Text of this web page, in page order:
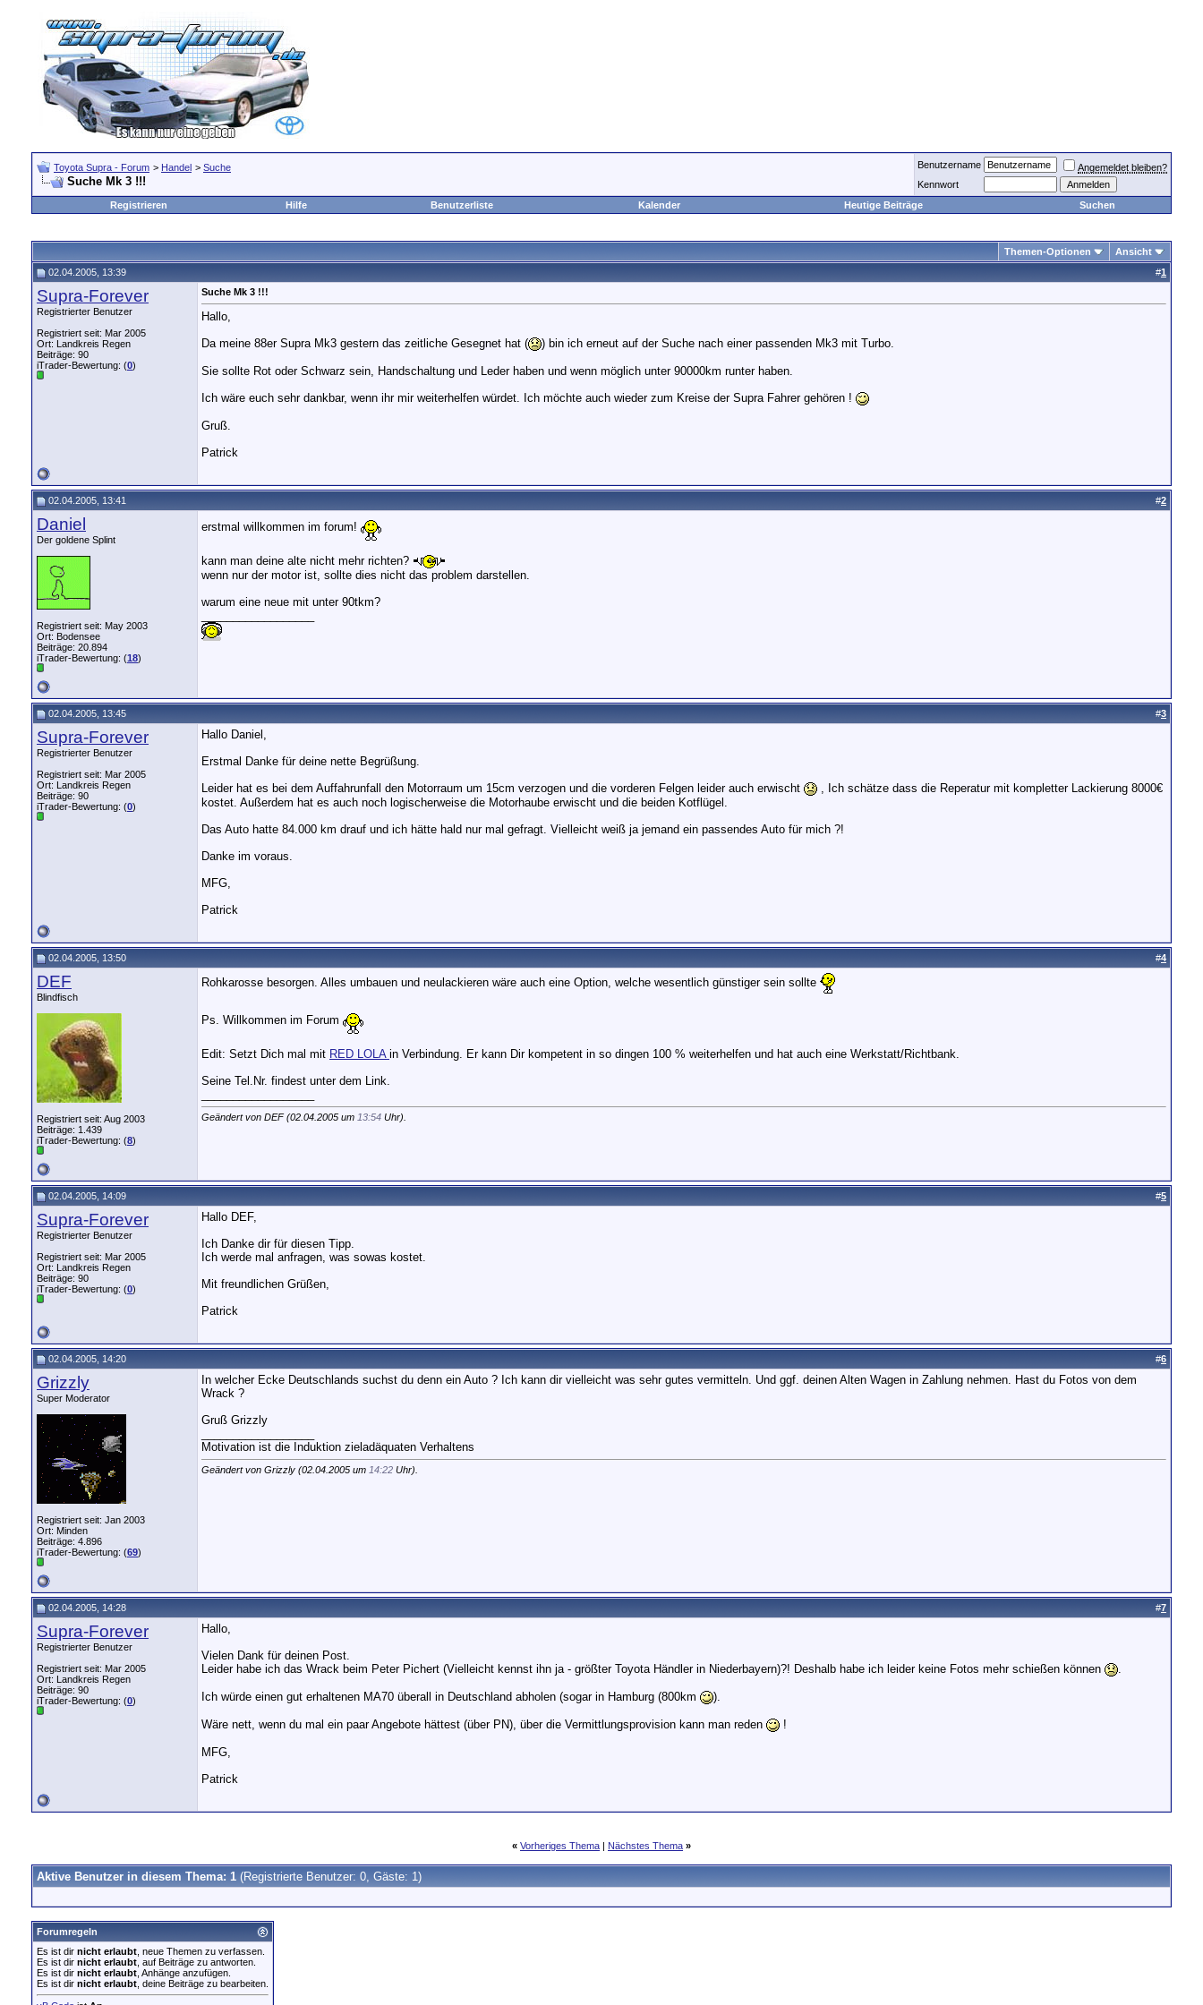
Toyota Supra - Forum > Handel > Suche
Suche Mk 3 !!!
Benutzername
Angemeldet bleiben?
Kennwort
Registrieren
Hilfe Benutzerliste Kalender Heutige Beiträge Suchen
Themen-Optionen
Ansicht
02.04.2005, 13:39
#1
Supra-Forever
Registrierter Benutzer
Registriert seit: Mar 2005
Ort: Landkreis Regen
Beiträge: 90
iTrader-Bewertung: (0)
Suche Mk 3 !!!
Hallo,
Da meine 88er Supra Mk3 gestern das zeitliche Gesegnet hat (
) bin ich erneut auf der Suche nach einer passenden Mk3 mit Turbo.
Sie sollte Rot oder Schwarz sein, Handschaltung und Leder haben und wenn möglich unter 90000km runter haben.
Ich wäre euch sehr dankbar, wenn ihr mir weiterhelfen würdet. Ich möchte auch wieder zum Kreise der Supra Fahrer gehören !
Gruß.
Patrick
02.04.2005, 13:41 #2
Daniel
Der goldene Splint
Registriert seit: May 2003
Ort: Bodensee
Beiträge: 20.894
iTrader-Bewertung: (18)
erstmal willkommen im forum!
kann man deine alte nicht mehr richten?
wenn nur der motor ist, sollte dies nicht das problem darstellen.
warum eine neue mit unter 90tkm?
02.04.2005, 13:45 #3
Supra-Forever
Registrierter Benutzer
Registriert seit: Mar 2005
Ort: Landkreis Regen
Beiträge: 90
iTrader-Bewertung: (0)
Hallo Daniel,
Erstmal Danke für deine nette Begrüßung.
Leider hat es bei dem Auffahrunfall den Motorraum um 15cm verzogen und die vorderen Felgen leider auch erwischt
, Ich schätze dass die Reperatur mit kompletter Lackierung 8000€
kostet. Außerdem hat es auch noch logischerweise die Motorhaube erwischt und die beiden Kotflügel.
Das Auto hatte 84.000 km drauf und ich hätte hald nur mal gefragt. Vielleicht weiß ja jemand ein passendes Auto für mich ?!
Danke im voraus.
MFG,
Patrick
02.04.2005, 13:50 #4
DEF
Blindfisch
Registriert seit: Aug 2003
Beiträge: 1.439
iTrader-Bewertung: (8)
Rohkarosse besorgen. Alles umbauen und neulackieren wäre auch eine Option, welche wesentlich günstiger sein sollte
Ps. Willkommen im Forum
Edit: Setzt Dich mal mit RED LOLA in Verbindung. Er kann Dir kompetent in so dingen 100 % weiterhelfen und hat auch eine Werkstatt/Richtbank.
Seine Tel.Nr. findest unter dem Link.
Geändert von DEF (02.04.2005 um 13:54 Uhr).
02.04.2005, 14:09 #5
Supra-Forever
Registrierter Benutzer
Registriert seit: Mar 2005
Ort: Landkreis Regen
Beiträge: 90
iTrader-Bewertung: (0)
Hallo DEF,
Ich Danke dir für diesen Tipp.
Ich werde mal anfragen, was sowas kostet.
Mit freundlichen Grüßen,
Patrick
02.04.2005, 14:20 #6
Grizzly
Super Moderator
Registriert seit: Jan 2003
Ort: Minden
Beiträge: 4.896
iTrader-Bewertung: (69)
In welcher Ecke Deutschlands suchst du denn ein Auto ? Ich kann dir vielleicht was sehr gutes vermitteln. Und ggf. deinen Alten Wagen in Zahlung nehmen. Hast du Fotos von dem
Wrack ?
Gruß Grizzly
Motivation ist die Induktion zieladäquaten Verhaltens
Geändert von Grizzly (02.04.2005 um 14:22 Uhr).
02.04.2005, 14:28 #7
Supra-Forever
Registrierter Benutzer
Registriert seit: Mar 2005
Ort: Landkreis Regen
Beiträge: 90
iTrader-Bewertung: (0)
Hallo,
Vielen Dank für deinen Post.
Leider habe ich das Wrack beim Peter Pichert (Vielleicht kennst ihn ja - größter Toyota Händler in Niederbayern)?! Deshalb habe ich leider keine Fotos mehr schießen können
.
Ich würde einen gut erhaltenen MA70 überall in Deutschland abholen (sogar in Hamburg (800km ).
Wäre nett, wenn du mal ein paar Angebote hättest (über PN), über die Vermittlungsprovision kann man reden !
MFG,
Patrick
« Vorheriges Thema | Nächstes Thema »
Aktive Benutzer in diesem Thema: 1 (Registrierte Benutzer: 0, Gäste: 1)
Forumregeln
Es ist dir nicht erlaubt , neue Themen zu verfassen.
Es ist dir nicht erlaubt , auf Beiträge zu antworten.
Es ist dir nicht erlaubt , Anhänge anzufügen.
Es ist dir nicht erlaubt , deine Beiträge zu bearbeiten.